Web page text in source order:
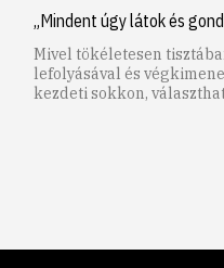
„Mindent úgy látok és
Mivel tökéletesen
lefolyásával és
kezdeti sokkon,